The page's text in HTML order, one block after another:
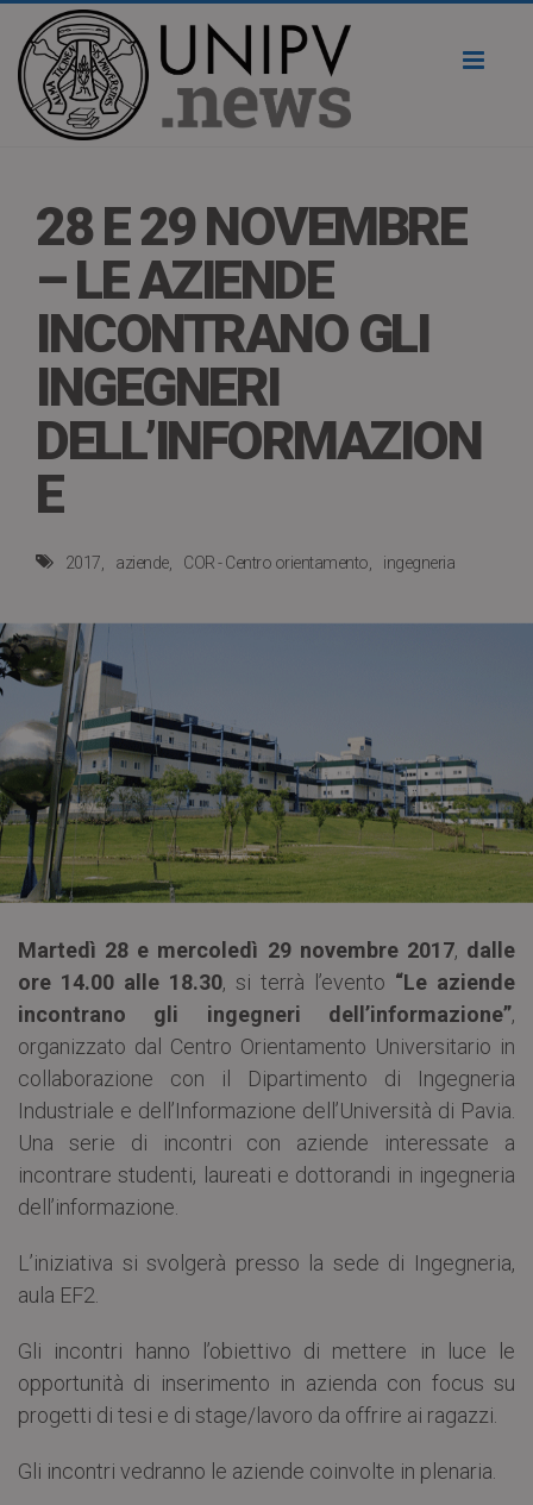
28 E 29 NOVEMBRE
– LE AZIENDE
INCONTRANO GLI
INGEGNERI
DELL’INFORMAZION
E
2017 aziende COR - Centro orientamento ingegneria
Martedì 28 e mercoledì 29 novembre 2017, dalle
ore 14.00 alle 18.30, si terrà l’evento “Le aziende
incontrano gli ingegneri dell’informazione”,
organizzato dal Centro Orientamento Universitario in
collaborazione con il Dipartimento di Ingegneria
Industriale e dell’Informazione dell’Università di Pavia.
Una serie di incontri con aziende interessate a
incontrare studenti, laureati e dottorandi in ingegneria
dell’informazione.
L’iniziativa si svolgerà presso la sede di Ingegneria,
aula EF2.
Gli incontri hanno l’obiettivo di mettere in luce le
opportunità di inserimento in azienda con focus su
progetti di tesi e di stage/lavoro da offrire ai ragazzi.
Gli incontri vedranno le aziende coinvolte in plenaria.